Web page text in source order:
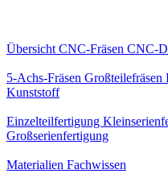
Übersicht CNC-Fräsen CNC-
5-Achs-Fräsen Großteilefräsen
Kunststoff
Einzelteilfertigung
Großserienfertigung
Materialien Fachwissen